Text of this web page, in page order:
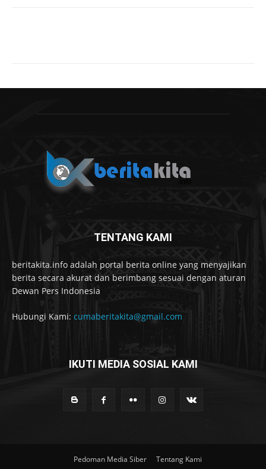
TENTANG KAMI
beritakita.info adalah portal berita online yang menyajikan
berita secara akurat dan berimbang sesuai dengan aturan
Dewan Pers Indonesia
Hubungi Kami: cumaberitakita@gmail.com
IKUTI MEDIA SOSIAL KAMI
Pedoman Media Siber Tentang Kami